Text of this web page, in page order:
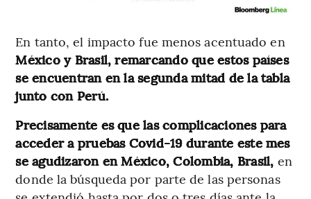
En tanto, el impacto fue menos acentuado en
México y Brasil, remarcando que estos países
se encuentran en la segunda mitad de la tabla
junto con Perú.
Precisamente es que las complicaciones para
acceder a pruebas Covid-19 durante este mes
se agudizaron en México, Colombia, Brasil, en
donde la búsqueda por parte de las personas